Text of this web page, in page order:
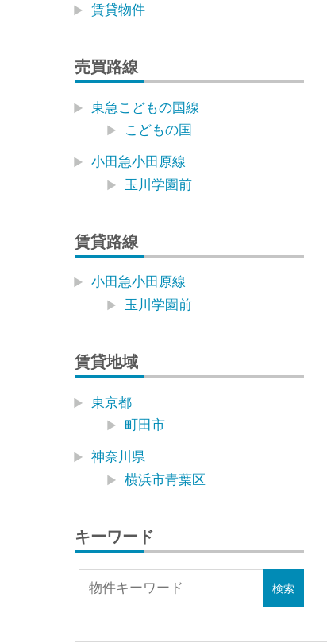
賃貸物件
売買路線
東急こどもの国線
こどもの国
小田急小田原線
玉川学園前
賃貸路線
小田急小田原線
玉川学園前
賃貸地域
東京都
町田市
神奈川県
横浜市青葉区
キーワード